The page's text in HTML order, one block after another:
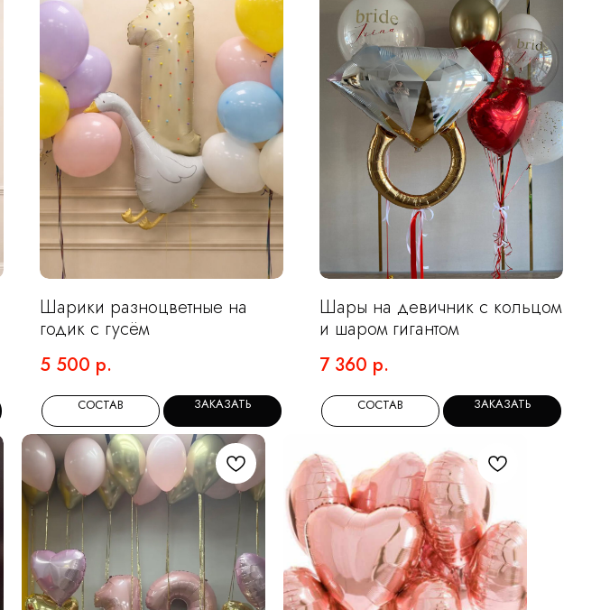
Шарики разноцветные на
годик с гусём
5 500 р.
СОСТАВ ЗАКАЗАТЬ
Шары на девичник с кольцом
и шаром гигантом
7 360 р.
СОСТАВ ЗАКАЗАТЬ